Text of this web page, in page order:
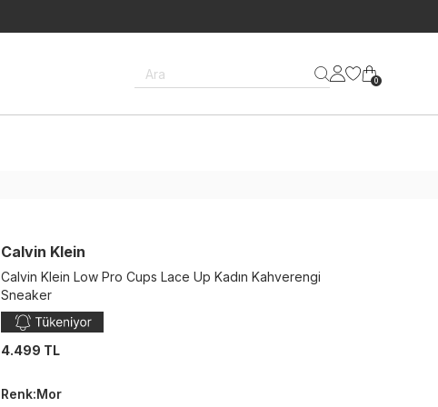
Ara 0
Calvin Klein
Calvin Klein Low Pro Cups Lace Up Kadın Kahverengi
Sneaker
4.499 TL
Renk:Mor